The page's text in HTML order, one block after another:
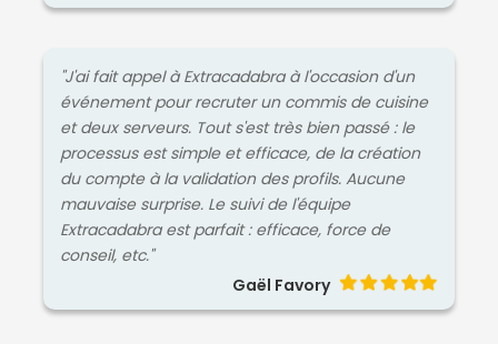
"J'ai fait appel à Extracadabra à l'occasion d'un
événement pour recruter un commis de cuisine
et deux serveurs. Tout s'est très bien passé : le
processus est simple et efficace, de la création
du compte à la validation des profils. Aucune
mauvaise surprise. Le suivi de l'équipe
Extracadabra est parfait : efficace, force de
conseil, etc."
Gaël Favory